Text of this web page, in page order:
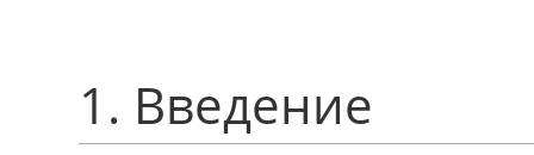
1. Введение